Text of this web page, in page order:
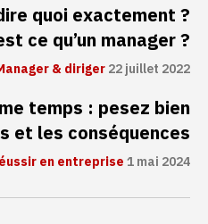
quoi exactement ?
ce qu’un manager ?
& diriger22 juillet 2022
temps : pesez bien
et les conséquences
en entreprise1 mai 2024